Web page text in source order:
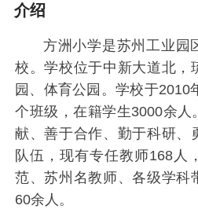
介绍
方洲小学是苏州工业园
校。学校位于中新大道北，
园、体育公园。学校于2010
个班级，在籍学生3000余人
献、善于合作、勤于科研、
队伍，现有专任教师168人
范、苏州名教师、各级学科
60余人。